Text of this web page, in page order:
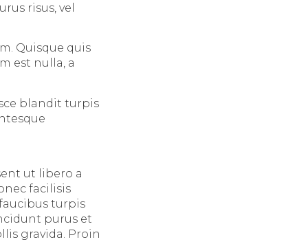
risus, vel
Quisque quis
est nulla, a
blandit turpis
ut libero a
facilisis
turpis
purus et
gravida. Proin